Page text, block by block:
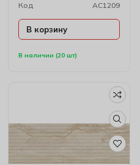
В наличии (20 шт)
Код
AC1209
В корзину